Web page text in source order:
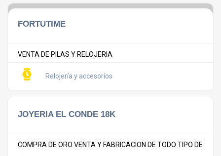
FORTUTIME
VENTA DE PILAS Y RELOJERIA
Relojería y accesorios
JOYERIA EL CONDE 18K
COMPRA DE ORO VENTA Y FABRICACION DE TODO TIPO DE